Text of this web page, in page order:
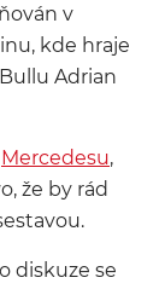
v
kde hraje
Adrian
Mercedesu,
že by rád
diskuze se